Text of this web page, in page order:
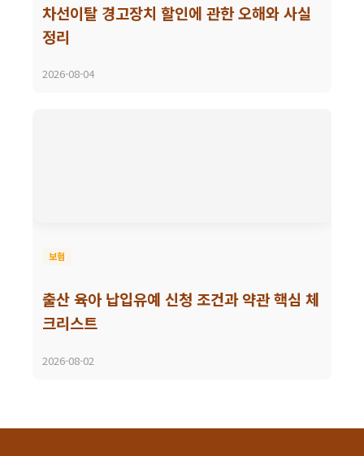
차선이탈 경고장치 할인에 관한 오해와 사실
정리
2026-08-04
보험
출산 육아 납입유예 신청 조건과 약관 핵심 체
크리스트
2026-08-02